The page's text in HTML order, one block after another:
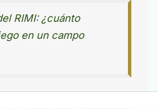
RIMI: ¿cuánto
en un campo